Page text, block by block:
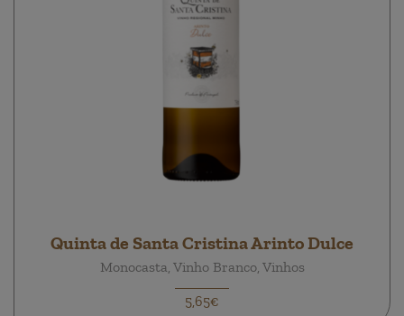
Quinta de Santa Cristina Arinto Dulce
Monocasta, Vinho Branco, Vinhos
5,65€